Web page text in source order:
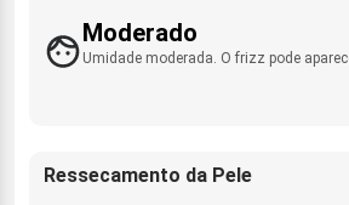
Moderado
Umidade moderada. O frizz pode
Ressecamento da Pele